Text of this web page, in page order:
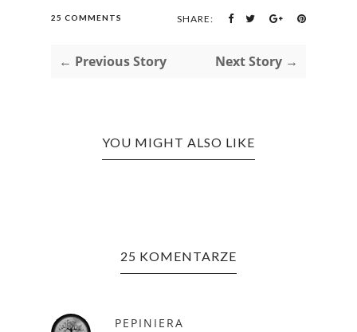
25 COMMENTS SHARE:
← Previous Story Next Story →
YOU MIGHT ALSO LIKE
25 KOMENTARZE
PEPINIERA